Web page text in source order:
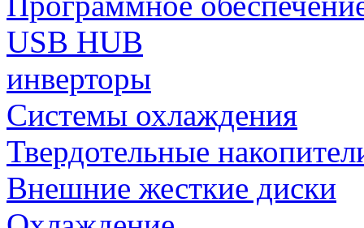
USB HUB
инверторы
Системы охлаждения
Твердотельные
Внешние жесткие диски